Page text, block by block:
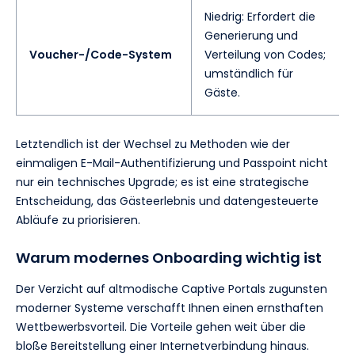
Voucher-/Code-System
Niedrig: Erfordert die
Generierung und
Verteilung von Codes;
umständlich für
Gäste.
Letztendlich ist der Wechsel zu Methoden wie der
einmaligen E-Mail-Authentifizierung und Passpoint nicht
nur ein technisches Upgrade; es ist eine strategische
Entscheidung, das Gästeerlebnis und datengesteuerte
Abläufe zu priorisieren.
Warum modernes Onboarding wichtig ist
Der Verzicht auf altmodische Captive Portals zugunsten
moderner Systeme verschafft Ihnen einen ernsthaften
Wettbewerbsvorteil. Die Vorteile gehen weit über die
bloße Bereitstellung einer Internetverbindung hinaus.